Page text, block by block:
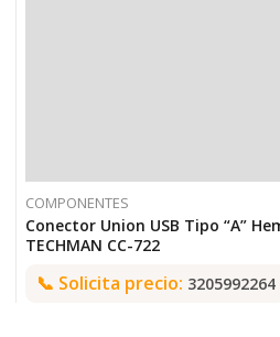
COMPONENTES
Conector Union USB Tipo “A”
TECHMAN CC-722
📞 Solicita precio: 3205992264